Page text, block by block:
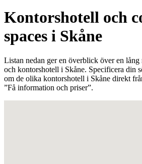
Kontorshotell och
spaces i Skåne
Listan nedan ger en överblick över en lång
och kontorshotell i Skåne. Specificera din
om de olika kontorshotell i Skåne direkt
”Få information och priser”.